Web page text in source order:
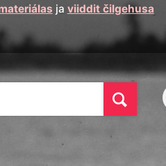
ja viiddit čilgehusa